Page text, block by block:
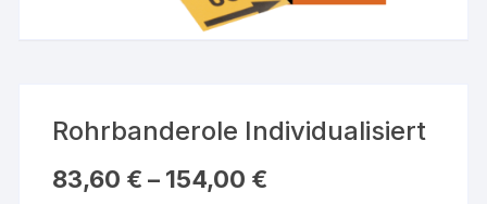
Rohrbanderole Individualisiert
83,60 € – 154,00 €